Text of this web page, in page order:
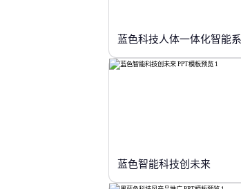
蓝色科技人体一体化智能
蓝色智能科技创未来